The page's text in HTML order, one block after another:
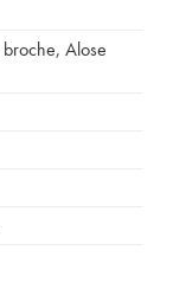
, Alose